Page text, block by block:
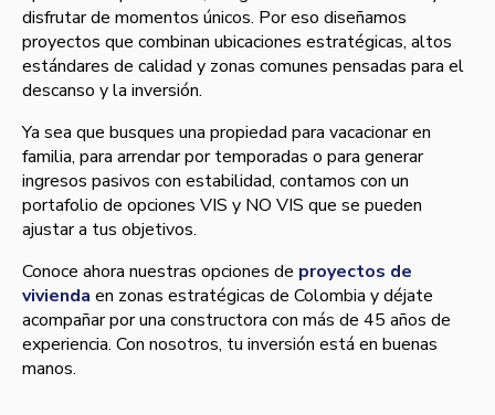
disfrutar de momentos únicos. Por eso diseñamos
proyectos que combinan ubicaciones estratégicas, altos
estándares de calidad y zonas comunes pensadas para el
descanso y la inversión.
Ya sea que busques una propiedad para vacacionar en
familia, para arrendar por temporadas o para generar
ingresos pasivos con estabilidad, contamos con un
portafolio de opciones VIS y NO VIS que se pueden
ajustar a tus objetivos.
Conoce ahora nuestras opciones de proyectos de
vivienda en zonas estratégicas de Colombia y déjate
acompañar por una constructora con más de 45 años de
experiencia. Con nosotros, tu inversión está en buenas
manos.